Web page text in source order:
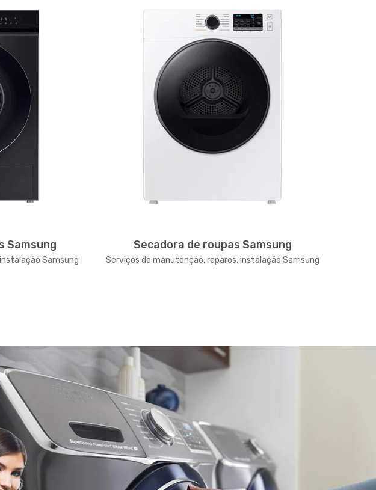
Samsung
Samsung
Secadora de roupas Samsung
Serviços de manutenção, reparos, instalação Samsung